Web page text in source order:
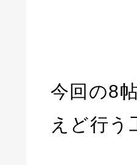
今回の8
えど行う